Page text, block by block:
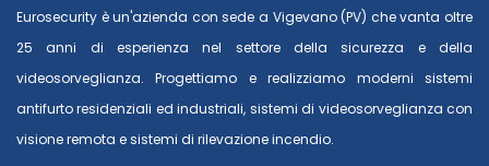
Eurosecurity è un'azienda con sede a Vigevano (PV) che vanta oltre
25 anni di esperienza nel settore della sicurezza e della
videosorveglianza. Progettiamo e realizziamo moderni sistemi
antifurto residenziali ed industriali, sistemi di videosorveglianza con
visione remota e sistemi di rilevazione incendio.